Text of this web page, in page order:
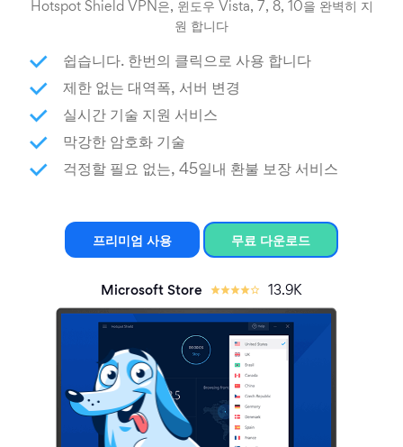
Hotspot Shield VPN은, 윈도우 Vista, 7, 8, 10을 완벽히 지
원 합니다
쉽습니다. 한번의 클릭으로 사용 합니다
제한 없는 대역폭, 서버 변경
실시간 기술 지원 서비스
막강한 암호화 기술
걱정할 필요 없는, 45일내 환불 보장 서비스
프리미엄 사용 무료 다운로드
Microsoft Store 13.9K